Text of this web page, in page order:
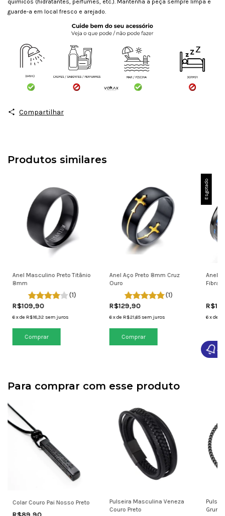
químicos (hidratantes, perfumes, etc.). Mantenha a peça sempre limpa e
guarde-a em local fresco e arejado.
Compartilhar
Produtos similares
Anel Masculino Preto Titânio
8mm
(1)
R$109,90
6xdeR$18,32 sem juros
Comprar
Anel Aço Preto 8mm Cruz
Ouro
(1)
R$129,90
6xdeR$21,65 sem juros
Comprar
Esgotado
Anel
Fibra
6xde
Para comprar com esse produto
Colar Couro Pai Nosso Preto
Pulseira Masculina Veneza
Couro Preto